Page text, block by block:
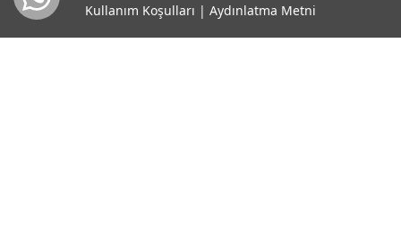
Kullanım Koşulları | Aydınlatma Metni